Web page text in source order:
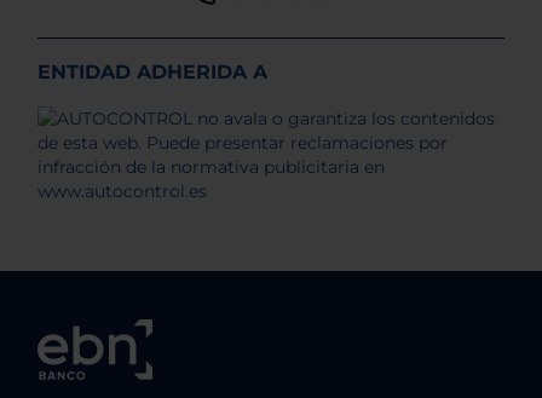
ENTIDAD ADHERIDA A